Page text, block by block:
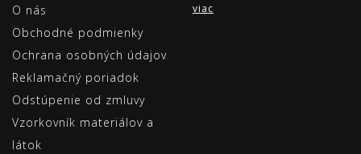
O nás
Obchodné podmienky
Ochrana osobných údajov
Reklamačný poriadok
Odstúpenie od zmluvy
Vzorkovník materiálov a
látok
viac